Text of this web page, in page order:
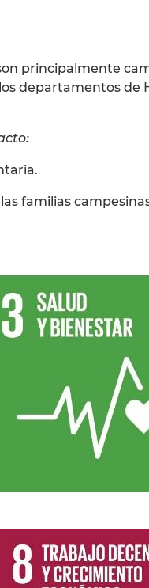
principalmente
departamentos de
familias